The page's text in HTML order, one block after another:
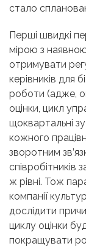
стало
Перші швидкі
мірою з
отримувати
керівників для
роботи (адже,
оцінки, цикл
щоквартальні
кожного
зворотним
співробітників
ж рівні. Тож
компанії
дослідити
циклу оцінки
покращувати